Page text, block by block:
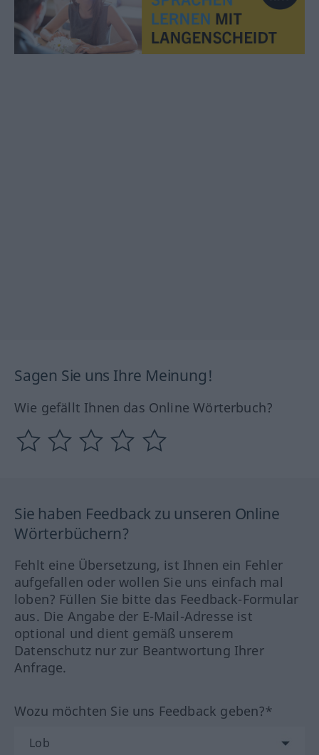
Sagen Sie uns Ihre Meinung!
Wie gefällt Ihnen das Online Wörterbuch?
Sie haben Feedback zu unseren Online
Wörterbüchern?
Fehlt eine Übersetzung, ist Ihnen ein Fehler
aufgefallen oder wollen Sie uns einfach mal
loben? Füllen Sie bitte das Feedback-Formular
aus. Die Angabe der E-Mail-Adresse ist
optional und dient gemäß unserem
Datenschutz nur zur Beantwortung Ihrer
Anfrage.
Wozu möchten Sie uns Feedback geben?*